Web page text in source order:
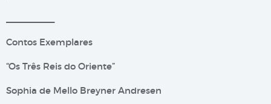
Contos Exemplares
“Os Três Reis do Oriente”
Sophia de Mello Breyner Andresen